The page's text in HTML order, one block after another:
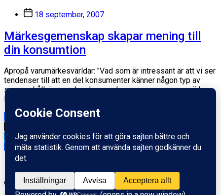
Inläggsdatum
18 september, 2007
Märkesgemenskap skapar mening till
din konsumtion
Apropå varumärkesvärldar: "Vad som är intressant är att vi ser
tendenser till att en del konsumenter känner någon typ av
sammanhållning med andra som konsumerar samma märke.
LinkedIn
Dela
Inläggsdatum
© 2026Fredrik Wass